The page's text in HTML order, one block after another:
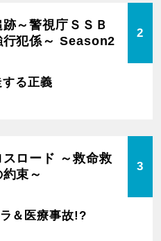
跡～警視庁ＳＳＢ
行犯係～ Season2
2
る正義
スロード ～救命救
束～
3
＆医療事故!?